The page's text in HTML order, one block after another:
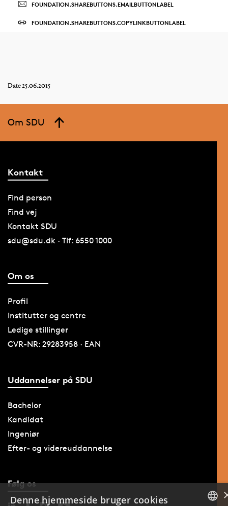
FOUNDATION.SHAREBUTTONS.EMAILBUTTONLABEL
FOUNDATION.SHAREBUTTONS.COPYLINKBUTTONLABEL
Date 25.06.2015
Om SDU
Kontakt
Find person
Find vej
Kontakt SDU
sdu@sdu.dk · Tlf: 6550 1000
Om os
Profil
Institutter og centre
Ledige stillinger
CVR-NR: 29283958 · EAN
Uddannelser på SDU
Bachelor
Kandidat
Ingeniør
Efter- og videreuddannelse
Følg os
Denne hjemmeside bruger cookies